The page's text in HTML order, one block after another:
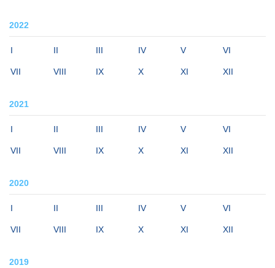
2022
I II III IV V VI
VII VIII IX X XI XII
2021
I II III IV V VI
VII VIII IX X XI XII
2020
I II III IV V VI
VII VIII IX X XI XII
2019